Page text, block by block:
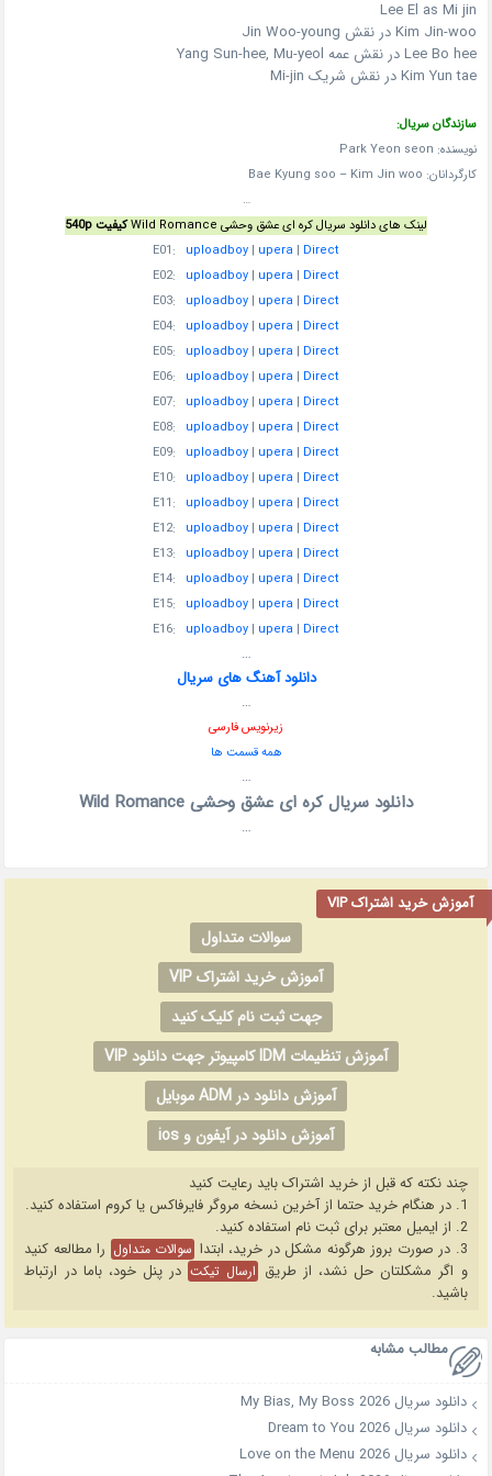
Lee El as Mi jin
Kim Jin-woo در نقش Jin Woo-young
Lee Bo hee در نقش عمه Yang Sun-hee, Mu-yeol
Kim Yun tae در نقش شریک Mi-jin
سازندگان سریال:
نویسنده: Park Yeon seon
کارگردانان: Bae Kyung soo – Kim Jin woo
…
لینک های دانلود سریال کره ای عشق وحشی Wild Romance
کیفیت 540p
E01: uploadboy | upera | Direct
E02: uploadboy | upera | Direct
E03: uploadboy | upera | Direct
E04: uploadboy | upera | Direct
E05: uploadboy | upera | Direct
E06: uploadboy | upera | Direct
E07: uploadboy | upera | Direct
E08: uploadboy | upera | Direct
E09: uploadboy | upera | Direct
E10: uploadboy | upera | Direct
E11: uploadboy | upera | Direct
E12: uploadboy | upera | Direct
E13: uploadboy | upera | Direct
E14: uploadboy | upera | Direct
E15: uploadboy | upera | Direct
E16: uploadboy | upera | Direct
…
دانلود آهنگ های سریال
…
زیرنویس فارسی
همه قسمت ها
…
دانلود سریال کره ای عشق وحشی Wild Romance
…
آموزش خرید اشتراک VIP
سوالات متداول
آموزش خرید اشتراک VIP
جهت ثبت نام کلیک کنید
آموزش تنظیمات IDM کامپیوتر جهت دانلود VIP
آموزش دانلود در ADM موبایل
آموزش دانلود در آیفون و ios
چند نکته که قبل از خرید اشتراک باید رعایت کنید
1. در هنگام خرید حتما از آخرین نسخه مروگر فایرفاکس یا کروم استفاده کنید.
2. از ایمیل معتبر برای ثبت نام استفاده کنید.
3. در صورت بروز هرگونه مشکل در خرید، ابتدا
سوالات متداول را مطالعه کنید
و اگر مشکلتان حل نشد، از طریق ارسال تیکت در پنل خود، باما در ارتباط
باشید.
مطالب مشابه
دانلود سریال My Bias, My Boss 2026
دانلود سریال Dream to You 2026
دانلود سریال Love on the Menu 2026